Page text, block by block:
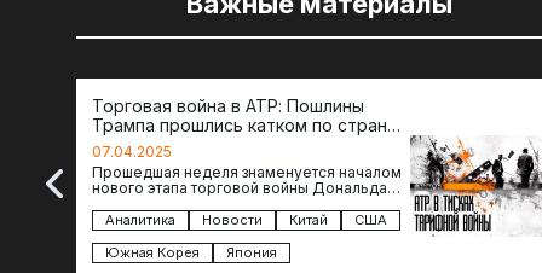
Торговая война в АТР: Пошлины
Трампа прошлись катком по странам
региона
07.04.2025
Прошедшая неделя знаменуется началом
нового этапа торговой войны Дональда
импорта из более 100 стран…
Аналитика Новости Китай
США
Южная Корея
Япония